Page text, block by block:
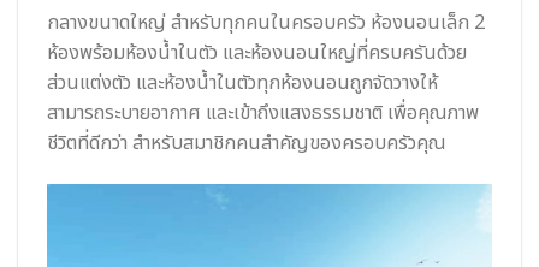
กลางขนาดใหญ่ สำหรับทุกคนในครอบครัว ห้องนอนเล็ก 2
ห้องพร้อมห้องน้ำในตัว และห้องนอนใหญ่ที่ครบครันด้วย
ส่วนแต่งตัว และห้องน้ำในตัวทุกห้องนอนถูกจัดวางให้
สามารถระบายอากาศ และเข้าถึงแสงธรรมชาติ เพื่อคุณภาพ
ชีวิตที่ดีกว่า สำหรับสมาชิกคนสำคัญของครอบครัวคุณ